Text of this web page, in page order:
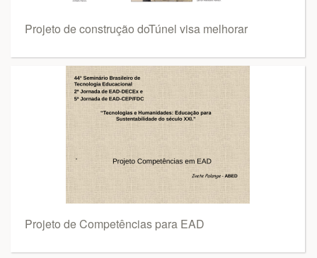
Projeto de construção doTúnel visa melhorar
Projeto de Competências para EAD